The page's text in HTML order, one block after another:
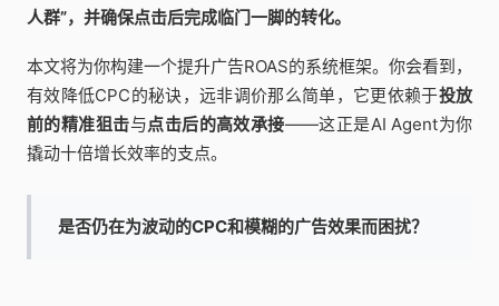
人群”，并确保点击后完成临门一脚的转化。
本文将为你构建一个提升广告ROAS的系统框架。你会看到，
有效降低CPC的秘诀，远非调价那么简单，它更依赖于投放
前的精准狙击与点击后的高效承接——这正是AI Agent为你
撬动十倍增长效率的支点。
是否仍在为波动的CPC和模糊的广告效果而困扰？